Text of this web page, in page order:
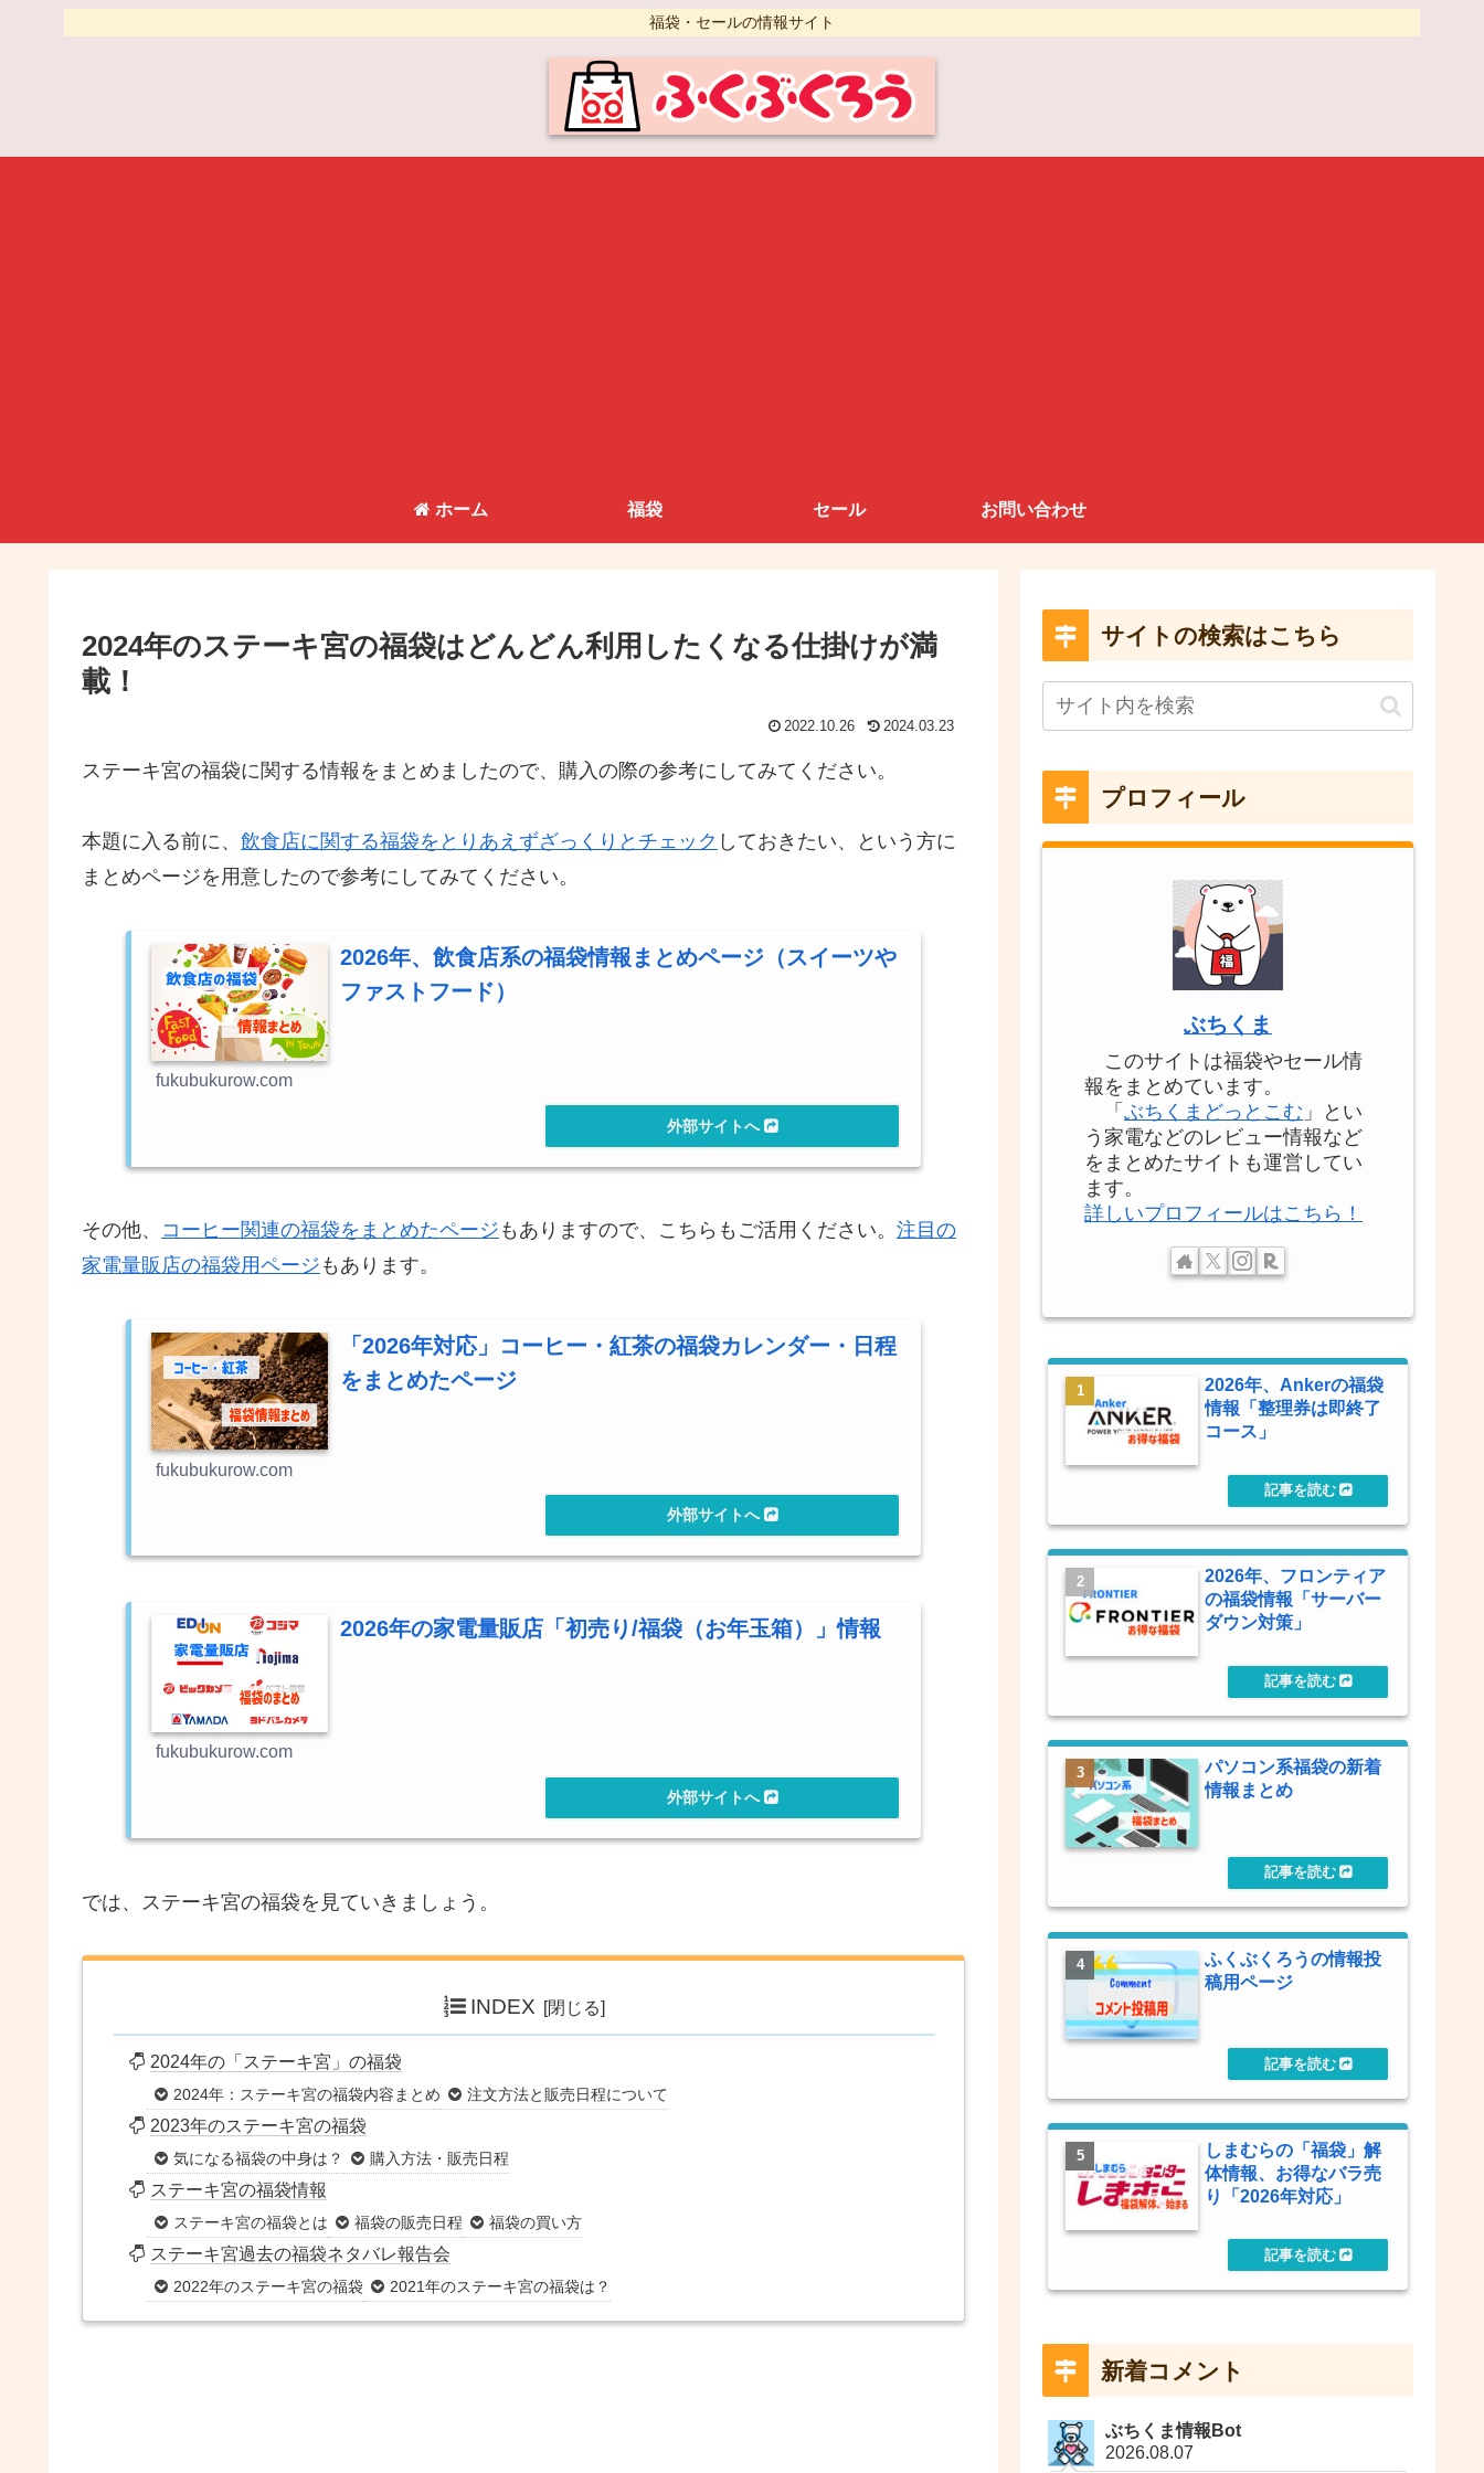
福袋・セールの情報サイト
ホーム 福袋 セール お問い合わせ
2024年のステーキ宮の福袋はどんどん利用したくなる仕掛けが満
載！
2022.10.26 2024.03.23
ステーキ宮の福袋に関する情報をまとめましたので、購入の際の参考にしてみてください。
本題に入る前に、 飲食店に関する福袋をとりあえずざっくりとチェック しておきたい、という方に
まとめページを用意したので参考にしてみてください。
2026年、飲食店系の福袋情報まとめページ（スイーツや
ファストフード）
fukubukurow.com
その他、 コーヒー関連の福袋をまとめたページ もありますので、こちらもご活用ください。 注目の
家電量販店の福袋用ページ もあります。
「2026年対応」コーヒー・紅茶の福袋カレンダー・日程
をまとめたページ
fukubukurow.com
2026年の家電量販店「初売り/福袋（お年玉箱）」情報
fukubukurow.com
では、ステーキ宮の福袋を見ていきましょう。
INDEX
2024年の「ステーキ宮」の福袋
2024年：ステーキ宮の福袋内容まとめ 注文方法と販売日程について
2023年のステーキ宮の福袋
気になる福袋の中身は？ 購入方法・販売日程
ステーキ宮の福袋情報
ステーキ宮の福袋とは 福袋の販売日程 福袋の買い方
ステーキ宮過去の福袋ネタバレ報告会
2022年のステーキ宮の福袋 2021年のステーキ宮の福袋は？
サイトの検索はこちら
プロフィール
ぶちくま
このサイトは福袋やセール情
報をまとめています。
「 ぶちくまどっとこむ 」とい
う家電などのレビュー情報など
をまとめたサイトも運営してい
ます。
詳しいプロフィールはこちら！
2026年、Ankerの福袋
情報「整理券は即終了
コース」
2026年、フロンティア
の福袋情報「サーバー
ダウン対策」
パソコン系福袋の新着
情報まとめ
ふくぶくろうの情報投
稿用ページ
しまむらの「福袋」解
体情報、お得なバラ売
り「2026年対応」
新着コメント
ぶちくま情報Bot
2026.08.07